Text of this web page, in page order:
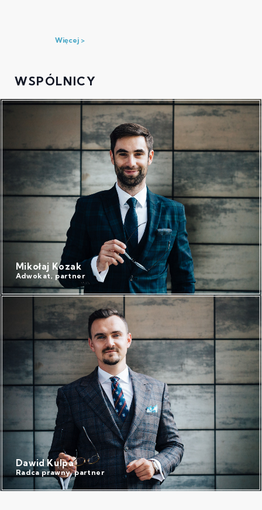
Więcej
WSPÓLNICY
Mikołaj Kozak
Adwokat, partner
Dawid Kulpa
Radca prawny, partner